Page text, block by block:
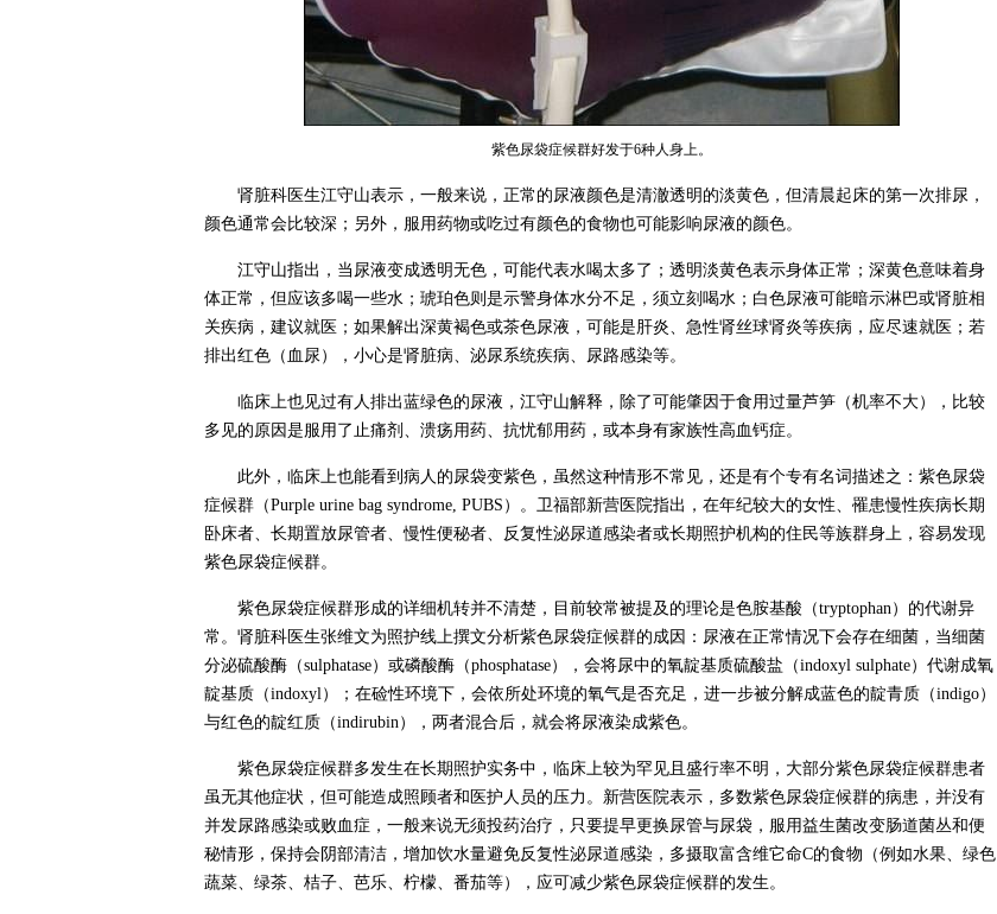
紫色尿袋症候群好发于6种人身上。
肾脏科医生江守山表示，一般来说，正常的尿液颜色是清澈透明的淡黄色，但清晨起床的第一次排尿，
颜色通常会比较深；另外，服用药物或吃过有颜色的食物也可能影响尿液的颜色。
江守山指出，当尿液变成透明无色，可能代表水喝太多了；透明淡黄色表示身体正常；深黄色意味着身
体正常，但应该多喝一些水；琥珀色则是示警身体水分不足，须立刻喝水；白色尿液可能暗示淋巴或肾脏相
关疾病，建议就医；如果解出深黄褐色或茶色尿液，可能是肝炎、急性肾丝球肾炎等疾病，应尽速就医；若
排出红色（血尿），小心是肾脏病、泌尿系统疾病、尿路感染等。
临床上也见过有人排出蓝绿色的尿液，江守山解释，除了可能肇因于食用过量芦笋（机率不大），比较
多见的原因是服用了止痛剂、溃疡用药、抗忧郁用药，或本身有家族性高血钙症。
此外，临床上也能看到病人的尿袋变紫色，虽然这种情形不常见，还是有个专有名词描述之：紫色尿袋
症候群（Purple urine bag syndrome, PUBS）。卫福部新营医院指出，在年纪较大的女性、罹患慢性疾病长期
卧床者、长期置放尿管者、慢性便秘者、反复性泌尿道感染者或长期照护机构的住民等族群身上，容易发现
紫色尿袋症候群。
紫色尿袋症候群形成的详细机转并不清楚，目前较常被提及的理论是色胺基酸（tryptophan）的代谢异
常。肾脏科医生张维文为照护线上撰文分析紫色尿袋症候群的成因：尿液在正常情况下会存在细菌，当细菌
分泌硫酸酶（sulphatase）或磷酸酶（phosphatase），会将尿中的氧靛基质硫酸盐（indoxyl sulphate）代谢成氧
靛基质（indoxyl）；在硷性环境下，会依所处环境的氧气是否充足，进一步被分解成蓝色的靛青质（indigo）
与红色的靛红质（indirubin），两者混合后，就会将尿液染成紫色。
紫色尿袋症候群多发生在长期照护实务中，临床上较为罕见且盛行率不明，大部分紫色尿袋症候群患者
虽无其他症状，但可能造成照顾者和医护人员的压力。新营医院表示，多数紫色尿袋症候群的病患，并没有
并发尿路感染或败血症，一般来说无须投药治疗，只要提早更换尿管与尿袋，服用益生菌改变肠道菌丛和便
秘情形，保持会阴部清洁，增加饮水量避免反复性泌尿道感染，多摄取富含维它命C的食物（例如水果、绿色
蔬菜、绿茶、桔子、芭乐、柠檬、番茄等），应可减少紫色尿袋症候群的发生。